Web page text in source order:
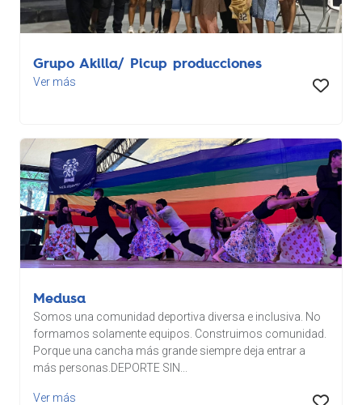
Grupo Akilla/ Picup producciones
Ver más
Medusa
Somos una comunidad deportiva diversa e inclusiva. No
formamos solamente equipos. Construimos comunidad.
Porque una cancha más grande siempre deja entrar a
más personas.DEPORTE SIN...
Ver más